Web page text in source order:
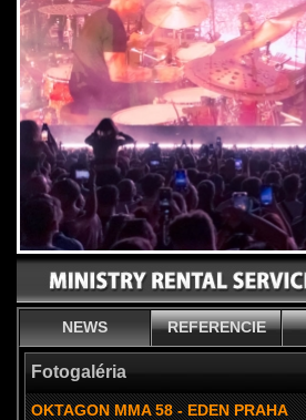
NEWS REFERENCIE
Fotogaléria
OKTAGON MMA 58 - EDEN PRAHA